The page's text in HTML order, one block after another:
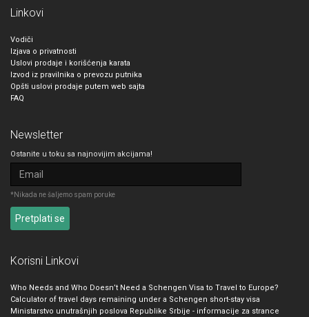
Linkovi
Vodiči
Izjava o privatnosti
Uslovi prodaje i korišćenja karata
Izvod iz pravilnika o prevozu putnika
Opšti uslovi prodaje putem web sajta
FAQ
Newsletter
Ostanite u toku sa najnovijim akcijama!
*Nikada ne šaljemo spam poruke
Korisni Linkovi
Who Needs and Who Doesn’t Need a Schengen Visa to Travel to Europe?
Calculator of travel days remaining under a Schengen short-stay visa
Ministarstvo unutrašnjih poslova Republike Srbije - informacije za strance